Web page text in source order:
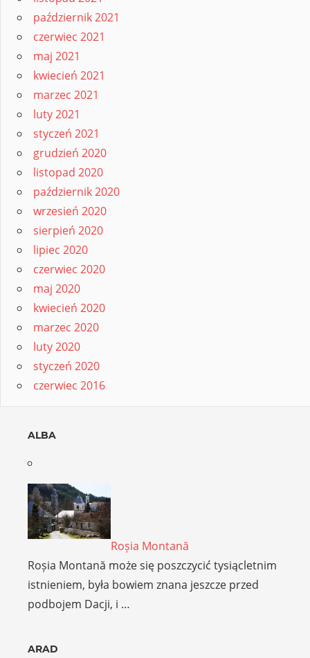
październik 2021
czerwiec 2021
maj 2021
kwiecień 2021
marzec 2021
luty 2021
styczeń 2021
grudzień 2020
listopad 2020
październik 2020
wrzesień 2020
sierpień 2020
lipiec 2020
czerwiec 2020
maj 2020
kwiecień 2020
marzec 2020
luty 2020
styczeń 2020
czerwiec 2016
ALBA
Roșia Montană
Roșia Montană może się poszczycić tysiącletnim
istnieniem, była bowiem znana jeszcze przed
podbojem Dacji, i …
ARAD